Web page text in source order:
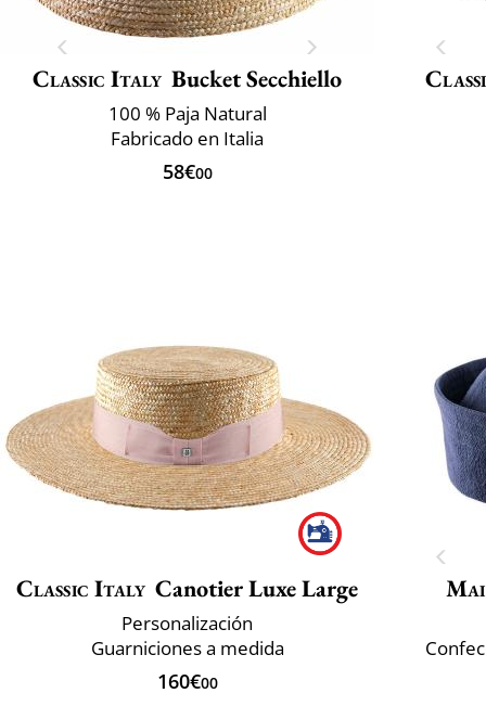
Classic Italy Bucket Secchiello
100 % Paja Natural
Fabricado en Italia
58€00
Classic Italy Canotier Luxe Large
Personalización
Guarniciones a medida
160€00